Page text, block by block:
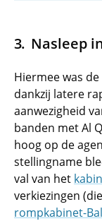
Nasleep
Hiermee was
dankzij latere
aanwezigheid
banden met Al
hoog op de
stellingname
val van het
verkiezingen
rompkabinet-